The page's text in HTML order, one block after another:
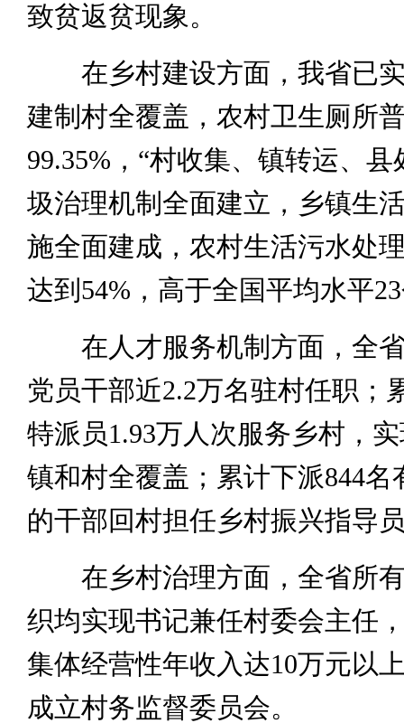
致贫返贫现象。
在乡村建设方面，我省已实
建制村全覆盖，农村卫生厕所
99.35%，“村收集、镇转运、县
圾治理机制全面建立，乡镇生
施全面建成，农村生活污水处
达到54%，高于全国平均水平
在人才服务机制方面，全省
党员干部近2.2万名驻村任职；
特派员1.93万人次服务乡村，
镇和村全覆盖；累计下派844名
的干部回村担任乡村振兴指导
在乡村治理方面，全省所有
织均实现书记兼任村委会主任
集体经营性年收入达10万元以
成立村务监督委员会。